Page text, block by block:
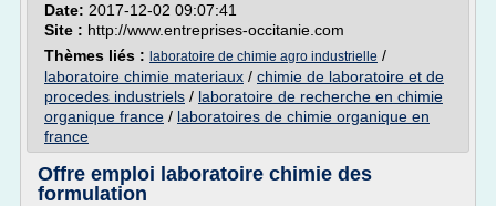
Date: 2017-12-02 09:07:41
Site : http://www.entreprises-occitanie.com
Thèmes liés : laboratoire de chimie agro industrielle /
laboratoire chimie materiaux / chimie de laboratoire et de
procedes industriels / laboratoire de recherche en chimie
organique france / laboratoires de chimie organique en
france
Offre emploi laboratoire chimie des
formulation